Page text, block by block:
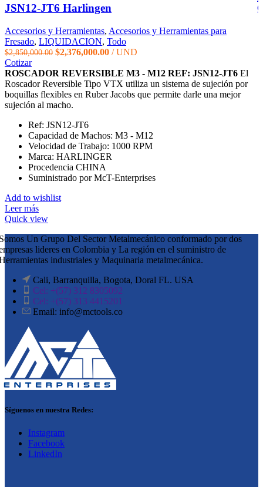
JSN12-JT6 Harlingen
Accesorios y Herramientas, Accesorios y Herramientas para
Fresado, LIQUIDACION, Todo
$2,850,000.00 El
original
era:
$2,850,000.00.
$2,376,000.00El
actual
es:
$2,376,000.00.
UND
Cotizar
ROSCADOR REVERSIBLE M3 - M12 REF: JSN12-JT6 El
Roscador Reversible Tipo VTX utiliza un sistema de sujeción por
boquillas flexibles en Ruber Jacobs que permite darle una mejor
sujeción al macho.
Ref: JSN12-JT6
Capacidad de Machos: M3 - M12
Velocidad de Trabajo: 1000 RPM
Marca: HARLINGER
Procedencia CHINA
Suministrado por McT-Enterprises
Add to wishlist
Leer más
Quick view
Un Grupo Del Sector Metalmecánico conformado por dos
lideres en Colombia y La región en el suministro de
industriales y Maquinaria metalmecánica.
Cali, Barranquilla, Bogota, Doral FL. USA
Cel: +(57) 312 8305092
Cel: +(57) 313 4415201
Email: info@mctools.co
Síguenos en nuestra Redes:
Instagram
Facebook
LinkedIn